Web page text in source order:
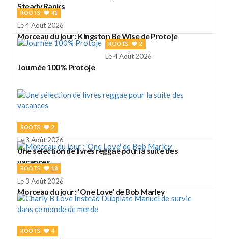
Steady Ranks
ROOTS 41
Le 4 Août 2026
Morceau du jour : Kingston Be Wise de Protoje
ROOTS 2
Le 4 Août 2026
Journée 100% Protoje
ROOTS 2
Le 3 Août 2026
Une sélection de livres reggae pour la suite des
vacances
ROOTS 18
Le 3 Août 2026
Morceau du jour : 'One Love' de Bob Marley
ROOTS 4